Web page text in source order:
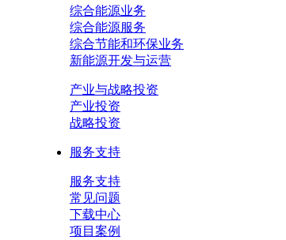
综合能源业务
综合能源服务
综合节能和环保业务
新能源开发与运营
产业与战略投资
产业投资
战略投资
服务支持
服务支持
常见问题
下载中心
项目案例